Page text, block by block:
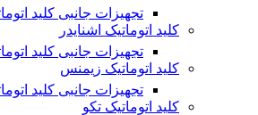
تجهیزات جانبی کلید
کلید اتوماتیک اشنایدر
تجهیزات جانبی کلید
کلید اتوماتیک زیمنس
تجهیزات جانبی کلید
کلید اتوماتیک تکو